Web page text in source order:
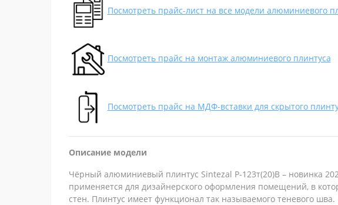
Посмотреть прайс-лист на все модели алюминиевого
Посмотреть прайс на монтаж алюминиевого плинтуса
Посмотреть прайс на МДФ-вставки для скрытого
Описание модели
Чёрный алюминиевый плинтус Sintezal P-123т(20)B – новинка
применяется для дизайнерского оформления помещений, в
стен. Плинтус имеет функционал так называемого теневого шва.